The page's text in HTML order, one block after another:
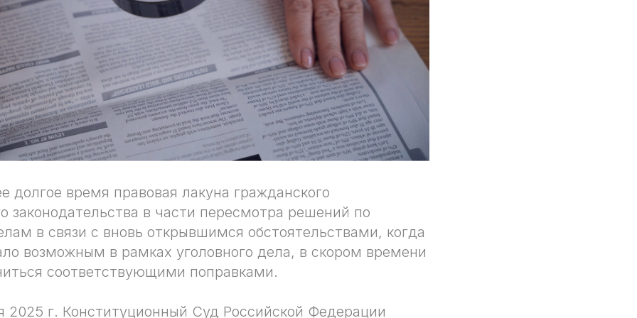
долгое время правовая лакуна гражданского
законодательства в части пересмотра решений по
в связи с вновь открывшимся обстоятельствами, когда
возможным в рамках уголовного дела, в скором времени
соответствующими поправками.
2025 г. Конституционный Суд Российской Федерации